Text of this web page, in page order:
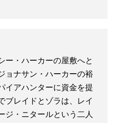
ー・ハーカーの屋敷へと
ョナサン・ハーカーの裕
イアハンターに資金を提
ブレイドとゾラは、レイ
ジ・ニタールという二人